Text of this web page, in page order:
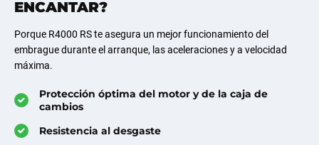
ENCANTAR?
Porque R4000 RS te asegura un mejor funcionamiento del
embrague durante el arranque, las aceleraciones y a velocidad
máxima.
Protección óptima del motor y de la caja de
cambios
Resistencia al desgaste